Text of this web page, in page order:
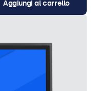
Aggiungi al carrello